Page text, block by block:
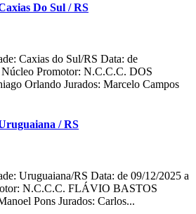
Do Sul / RS
Caxias do Sul/RS Data: de
Promotor: N.C.C.C. DOS
Orlando Jurados: Marcelo Campos
/ RS
Uruguaiana/RS Data: de 09/12/2025 a
N.C.C.C. FLÁVIO BASTOS
Pons Jurados: Carlos...